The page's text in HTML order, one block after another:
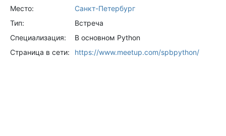
Место:
Санкт-Петербург
Тип:
Встреча
Специализация:
В основном Python
Страница в сети:
https://www.meetup.com/spbpython/